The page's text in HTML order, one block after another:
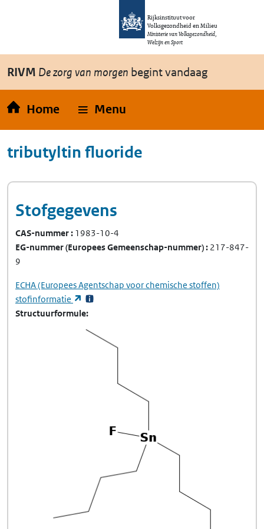
Overslaan en naar de inhoud gaan
Rijksinstituut voor
Volksgezondheid en Milieu
Ministerie van Volksgezondheid,
Welzijn en Sport
RIVM De zorg van morgen begint vandaag
Home Menu
tributyltin fluoride
Stofgegevens
CAS-nummer 1983-10-4
EG-nummer(Europees Gemeenschap-nummer) 217-847-
9
ECHA(Europees Agentschap voor chemische stoffen)
stofinformatie
(opent in een nieuw tabblad)
Structuurformule